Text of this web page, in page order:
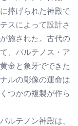
捧げられた神殿で
スによって設計さ
施された。古代の
、パルテノス・ア
金と象牙でできた
ルの彫像の運命は
つかの複製が作ら
ルテノン神殿は、